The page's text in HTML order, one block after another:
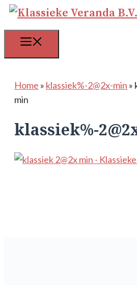
Ga
Home » klassiek%-2@2x-min »
min
klassiek%-